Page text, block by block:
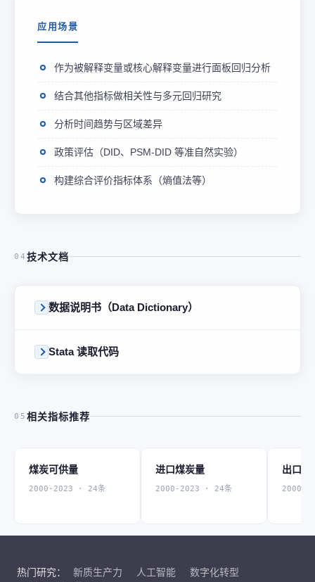
应用场景
作为被解释变量或核心解释变量进行面板回归分析
结合其他指标做相关性与多元回归研究
分析时间趋势与区域差异
政策评估（DID、PSM-DID 等准自然实验）
构建综合评价指标体系（熵值法等）
04 技术文档
数据说明书（Data Dictionary）
Stata 读取代码
05 相关指标推荐
煤炭可供量
2000-2023 · 24条
进口煤炭量
2000-2023 · 24条
出口煤
2000-
热门研究： 新质生产力 人工智能
数字化转型